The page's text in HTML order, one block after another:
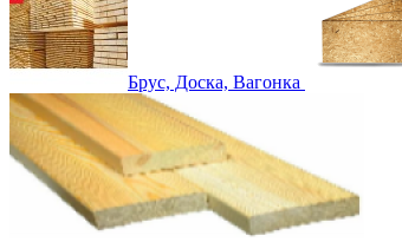
Брус, Доска, Вагонка